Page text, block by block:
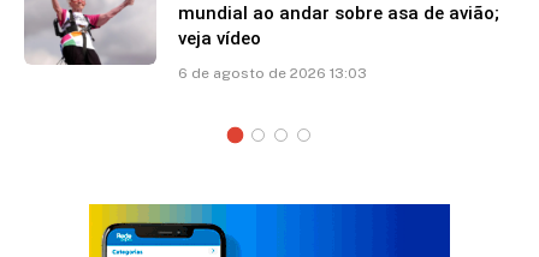
mundial ao andar sobre asa de avião;
veja vídeo
6 de agosto de 2026 13:03